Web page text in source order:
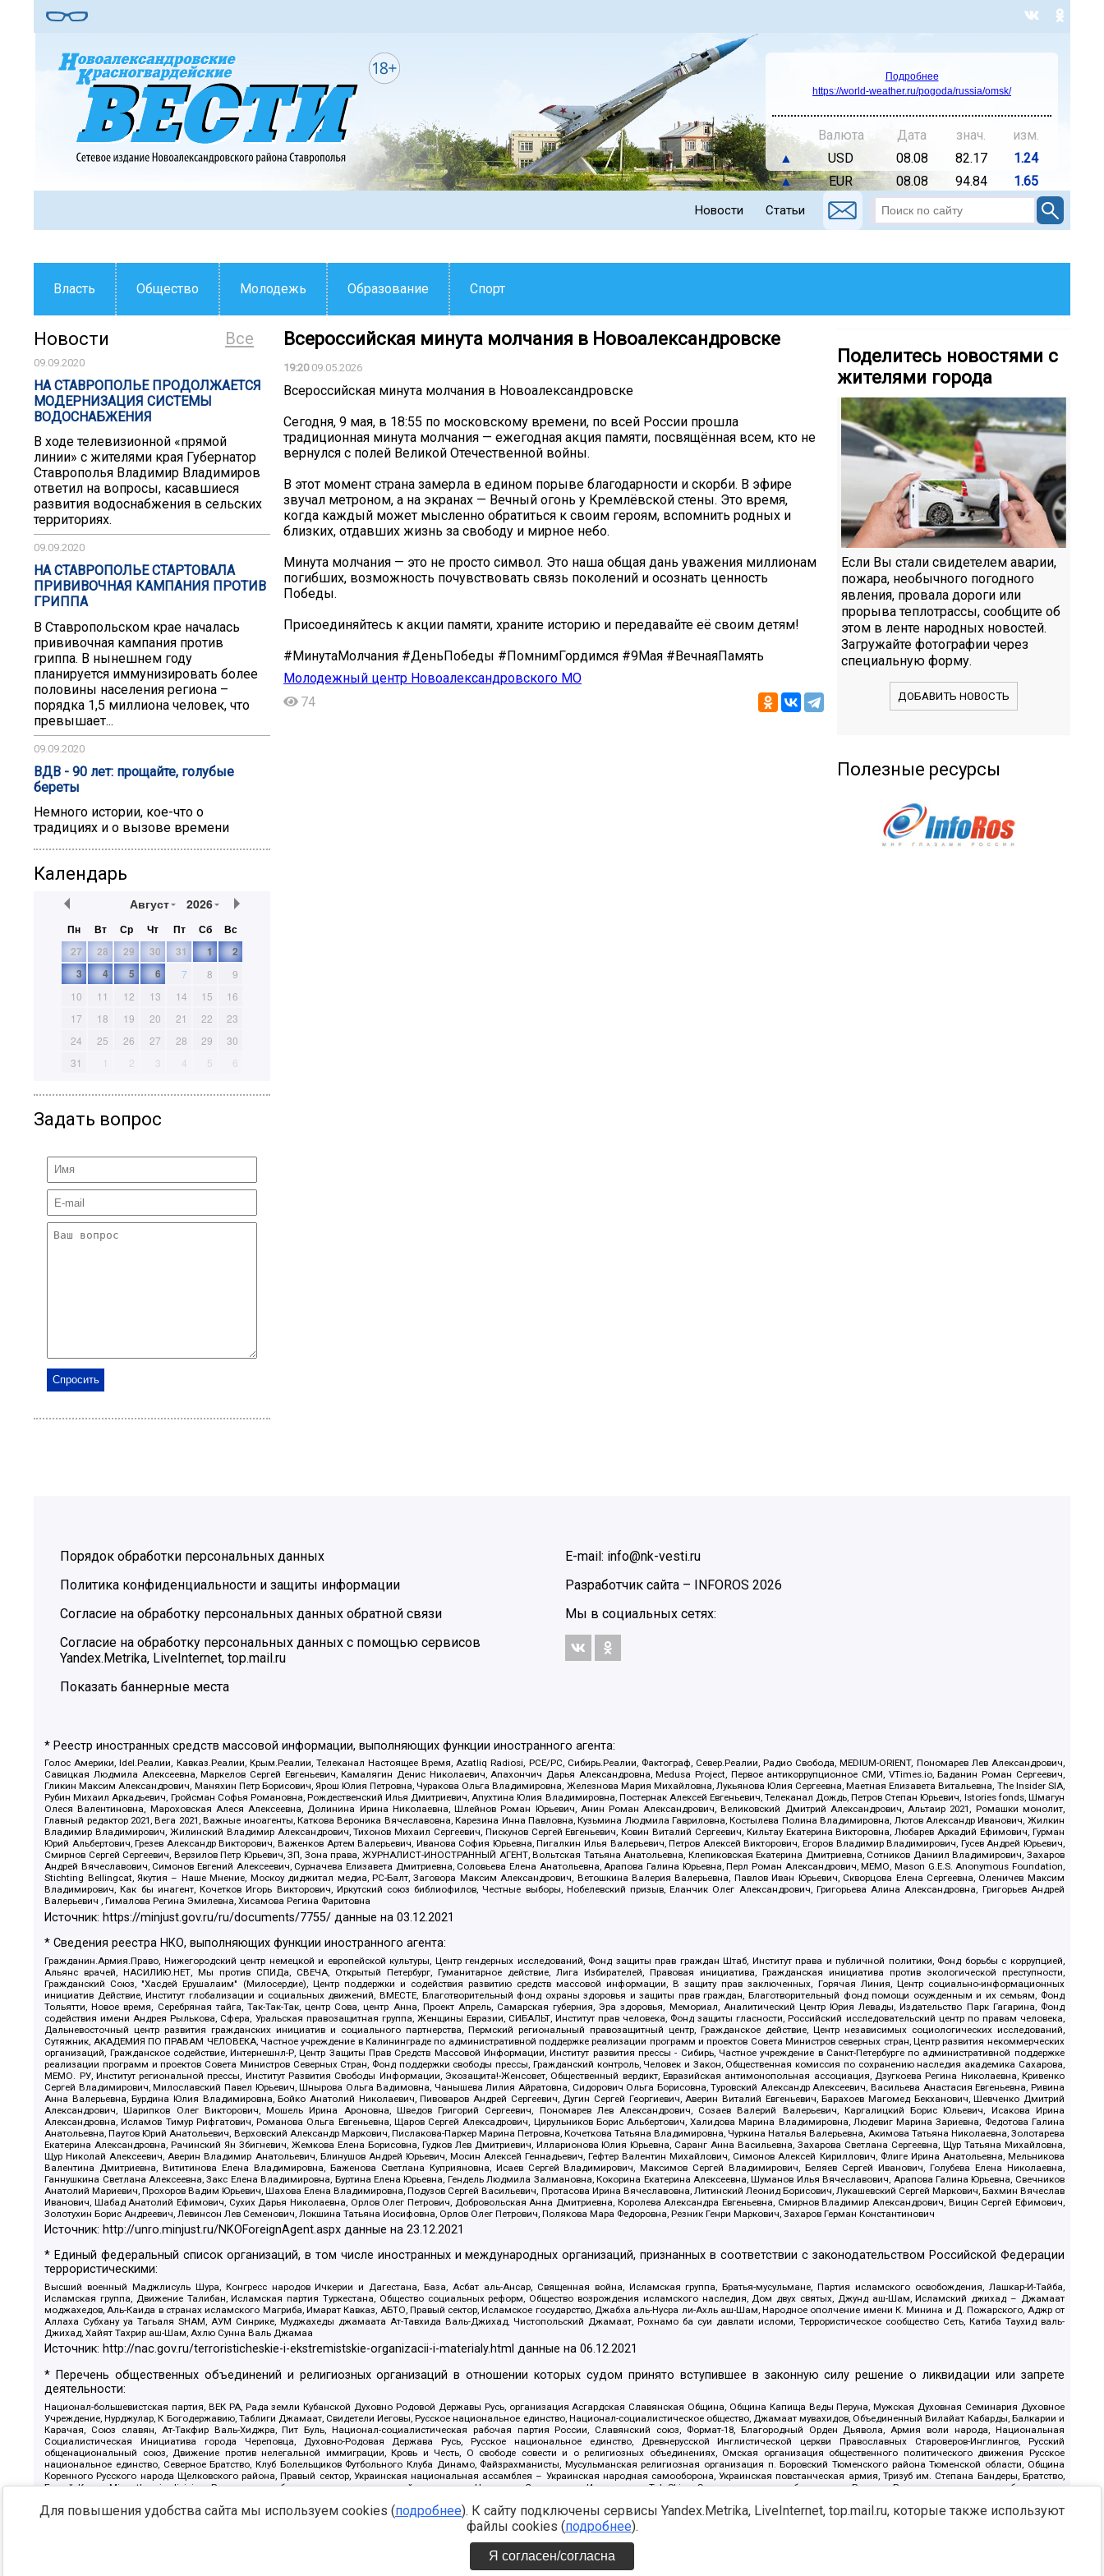
Подробнее
https://world-weather.ru/pogoda/russia/omsk/
Валюта Дата знач.
изм.
▲
USD 08.08 82.17
1.24
▲
EUR 08.08 94.84 1.65
Новости Статьи
Власть Общество Молодежь Образование Спорт
Все
Новости
09.09.2020
НА СТАВРОПОЛЬЕ ПРОДОЛЖАЕТСЯ
МОДЕРНИЗАЦИЯ СИСТЕМЫ
ВОДОСНАБЖЕНИЯ
В ходе телевизионной «прямой
линии» с жителями края Губернатор
Ставрополья Владимир Владимиров
ответил на вопросы, касавшиеся
развития водоснабжения в сельских
территориях.
09.09.2020
НА СТАВРОПОЛЬЕ СТАРТОВАЛА
ПРИВИВОЧНАЯ КАМПАНИЯ ПРОТИВ
ГРИППА
В Ставропольском крае началась
прививочная кампания против
гриппа. В нынешнем году
планируется иммунизировать более
половины населения региона –
порядка 1,5 миллиона человек, что
превышает...
09.09.2020
ВДВ - 90 лет: прощайте, голубые
береты
Немного истории, кое-что о
традициях и о вызове времени
Календарь
Август 2026
Пн Вт Ср Чт Пт Сб
Вс
27
28 29 30 31 1
2
3
4 5 6 7 8
9
10
11 12 13 14 15
16
17
18 19 20 21 22
23
24
25 26 27 28 29
30
31
1 2 3 4 5 6
Задать вопрос
Всероссийская️ минута молчания в Новоалександровске
19:2009.05.2026
Всероссийская️ минута молчания в Новоалександровске
Сегодня, 9 мая, в 18:55 по московскому времени, по всей России прошла
традиционная минута молчания — ежегодная акция памяти, посвящённая всем, кто не
вернулся с полей Великой Отечественной войны.
В этот момент страна замерла в едином порыве благодарности и скорби. В эфире
звучал метроном, а на экранах — Вечный огонь у Кремлёвской стены. Это время,
когда каждый может мысленно обратиться к своим героям, вспомнить родных и
близких, отдавших жизнь за свободу и мирное небо.
Минута молчания — это не просто символ. Это наша общая дань уважения миллионам
погибших, возможность почувствовать связь поколений и осознать ценность
Победы.
Присоединяйтесь к акции памяти, храните историю и передавайте её своим детям!
#МинутаМолчания #ДеньПобеды #ПомнимГордимся #9Мая #ВечнаяПамять
Молодежный центр Новоалександровского МО
74
Поделитесь новостями с
жителями города
Если Вы стали свидетелем аварии,
пожара, необычного погодного
явления, провала дороги или
прорыва теплотрассы, сообщите об
этом в ленте народных новостей.
Загружайте фотографии через
специальную форму.
ДОБАВИТЬ НОВОСТЬ
Полезные ресурсы
Порядок обработки персональных данных
Политика конфиденциальности и защиты информации
Согласие на обработку персональных данных обратной связи
Согласие на обработку персональных данных с помощью сервисов
Yandex.Metrika, LiveInternet, top.mail.ru
Показать баннерные места
E-mail: info@nk-vesti.ru
Разработчик сайта – INFOROS 2026
Мы в социальных сетях:
* Реестр иностранных средств массовой информации, выполняющих функции иностранного агента:
Голос Америки, Idel.Реалии, Кавказ.Реалии, Крым.Реалии, Телеканал Настоящее Время, Azatliq Radiosi, PCE/PC, Сибирь.Реалии, Фактограф, Север.Реалии, Радио Свобода, MEDIUM-ORIENT, Пономарев Лев Александрович,
Савицкая Людмила Алексеевна, Маркелов Сергей Евгеньевич, Камалягин Денис Николаевич, Апахончич Дарья Александровна, Medusa Project, Первое антикоррупционное СМИ, VTimes.io, Баданин Роман Сергеевич,
Гликин Максим Александрович, Маняхин Петр Борисович, Ярош Юлия Петровна, Чуракова Ольга Владимировна, Железнова Мария Михайловна, Лукьянова Юлия Сергеевна, Маетная Елизавета Витальевна, The Insider SIA,
Рубин Михаил Аркадьевич, Гройсман Софья Романовна, Рождественский Илья Дмитриевич, Апухтина Юлия Владимировна, Постернак Алексей Евгеньевич, Телеканал Дождь, Петров Степан Юрьевич, Istories fonds, Шмагун
Олеся Валентиновна, Мароховская Алеся Алексеевна, Долинина Ирина Николаевна, Шлейнов Роман Юрьевич, Анин Роман Александрович, Великовский Дмитрий Александрович, Альтаир 2021, Ромашки монолит,
Главный редактор 2021, Вега 2021, Важные иноагенты, Каткова Вероника Вячеславовна, Карезина Инна Павловна, Кузьмина Людмила Гавриловна, Костылева Полина Владимировна, Лютов Александр Иванович, Жилкин
Владимир Владимирович, Жилинский Владимир Александрович, Тихонов Михаил Сергеевич, Пискунов Сергей Евгеньевич, Ковин Виталий Сергеевич, Кильтау Екатерина Викторовна, Любарев Аркадий Ефимович, Гурман
Юрий Альбертович, Грезев Александр Викторович, Важенков Артем Валерьевич, Иванова София Юрьевна, Пигалкин Илья Валерьевич, Петров Алексей Викторович, Егоров Владимир Владимирович, Гусев Андрей Юрьевич,
Смирнов Сергей Сергеевич, Верзилов Петр Юрьевич, ЗП, Зона права, ЖУРНАЛИСТ-ИНОСТРАННЫЙ АГЕНТ, Вольтская Татьяна Анатольевна, Клепиковская Екатерина Дмитриевна, Сотников Даниил Владимирович, Захаров
Андрей Вячеславович, Симонов Евгений Алексеевич, Сурначева Елизавета Дмитриевна, Соловьева Елена Анатольевна, Арапова Галина Юрьевна, Перл Роман Александрович, МЕМО, Mason G.E.S. Anonymous Foundation,
Stichting Bellingcat, Якутия – Наше Мнение, Москоу диджитал медиа, РС-Балт, Заговора Максим Александрович, Ветошкина Валерия Валерьевна, Павлов Иван Юрьевич, Скворцова Елена Сергеевна, Оленичев Максим
Владимирович, Как бы инагент, Кочетков Игорь Викторович, Иркутский союз библиофилов, Честные выборы, Нобелевский призыв, Еланчик Олег Александрович, Григорьева Алина Александровна, Григорьев Андрей
Валерьевич , Гималова Регина Эмилевна, Хисамова Регина Фаритовна
Источник: https://minjust.gov.ru/ru/documents/7755/ данные на03.12.2021
* Сведения реестра НКО, выполняющих функции иностранного агента:
Гражданин.Армия.Право, Нижегородский центр немецкой и европейской культуры, Центр гендерных исследований, Фонд защиты прав граждан Штаб, Институт права и публичной политики, Фонд борьбы с коррупцией,
Альянс врачей, НАСИЛИЮ.НЕТ, Мы против СПИДа, СВЕЧА, Открытый Петербург, Гуманитарное действие, Лига Избирателей, Правовая инициатива, Гражданская инициатива против экологической преступности,
Гражданский Союз, "Хасдей Ерушалаим" (Милосердие), Центр поддержки и содействия развитию средств массовой информации, В защиту прав заключенных, Горячая Линия, Центр социально-информационных
инициатив Действие, Институт глобализации и социальных движений, ВМЕСТЕ, Благотворительный фонд охраны здоровья и защиты прав граждан, Благотворительный фонд помощи осужденным и их семьям, Фонд
Тольятти, Новое время, Серебряная тайга, Так-Так-Так, центр Сова, центр Анна, Проект Апрель, Самарская губерния, Эра здоровья, Мемориал, Аналитический Центр Юрия Левады, Издательство Парк Гагарина, Фонд
содействия имени Андрея Рылькова, Сфера, Уральская правозащитная группа, Женщины Евразии, СИБАЛЬТ, Институт прав человека, Фонд защиты гласности, Российский исследовательский центр по правам человека,
Дальневосточный центр развития гражданских инициатив и социального партнерства, Пермский региональный правозащитный центр, Гражданское действие, Центр независимых социологических исследований,
Сутяжник, АКАДЕМИЯ ПО ПРАВАМ ЧЕЛОВЕКА, Частное учреждение в Калининграде по административной поддержке реализации программ и проектов Совета Министров северных стран, Центр развития некоммерческих
организаций, Гражданское содействие, Интернешнл-Р, Центр Защиты Прав Средств Массовой Информации, Институт развития прессы - Сибирь, Частное учреждение в Санкт-Петербурге по административной поддержке
реализации программ и проектов Совета Министров Северных Стран, Фонд поддержки свободы прессы, Гражданский контроль, Человек и Закон, Общественная комиссия по сохранению наследия академика Сахарова,
МЕМО. РУ, Институт региональной прессы, Институт Развития Свободы Информации, Экозащита!-Женсовет, Общественный вердикт, Евразийская антимонопольная ассоциация, Дзугкоева Регина Николаевна, Кривенко
Сергей Владимирович, Милославский Павел Юрьевич, Шнырова Ольга Вадимовна, Чанышева Лилия Айратовна, Сидорович Ольга Борисовна, Туровский Александр Алексеевич, Васильева Анастасия Евгеньевна, Ривина
Анна Валерьевна, Бурдина Юлия Владимировна, Бойко Анатолий Николаевич, Пивоваров Андрей Сергеевич, Дугин Сергей Георгиевич, Аверин Виталий Евгеньевич, Барахоев Магомед Бекханович, Шевченко Дмитрий
Александрович, Шарипков Олег Викторович, Мошель Ирина Ароновна, Шведов Григорий Сергеевич, Пономарев Лев Александрович, Созаев Валерий Валерьевич, Каргалицкий Борис Юльевич, Исакова Ирина
Александровна, Исламов Тимур Рифгатович, Романова Ольга Евгеньевна, Щаров Сергей Алексадрович, Цирульников Борис Альбертович, Халидова Марина Владимировна, Людевиг Марина Зариевна, Федотова Галина
Анатольевна, Паутов Юрий Анатольевич, Верховский Александр Маркович, Пислакова-Паркер Марина Петровна, Кочеткова Татьяна Владимировна, Чуркина Наталья Валерьевна, Акимова Татьяна Николаевна, Золотарева
Екатерина Александровна, Рачинский Ян Збигневич, Жемкова Елена Борисовна, Гудков Лев Дмитриевич, Илларионова Юлия Юрьевна, Саранг Анна Васильевна, Захарова Светлана Сергеевна, Щур Татьяна Михайловна,
Щур Николай Алексеевич, Аверин Владимир Анатольевич, Блинушов Андрей Юрьевич, Мосин Алексей Геннадьевич, Гефтер Валентин Михайлович, Симонов Алексей Кириллович, Флиге Ирина Анатольевна, Мельникова
Валентина Дмитриевна, Вититинова Елена Владимировна, Баженова Светлана Куприяновна, Исаев Сергей Владимирович, Максимов Сергей Владимирович, Беляев Сергей Иванович, Голубева Елена Николаевна,
Ганнушкина Светлана Алексеевна, Закс Елена Владимировна, Буртина Елена Юрьевна, Гендель Людмила Залмановна, Кокорина Екатерина Алексеевна, Шуманов Илья Вячеславович, Арапова Галина Юрьевна, Свечников
Анатолий Мариевич, Прохоров Вадим Юрьевич, Шахова Елена Владимировна, Подузов Сергей Васильевич, Протасова Ирина Вячеславовна, Литинский Леонид Борисович, Лукашевский Сергей Маркович, Бахмин Вячеслав
Иванович, Шабад Анатолий Ефимович, Сухих Дарья Николаевна, Орлов Олег Петрович, Добровольская Анна Дмитриевна, Королева Александра Евгеньевна, Смирнов Владимир Александрович, Вицин Сергей Ефимович,
Золотухин Борис Андреевич, Левинсон Лев Семенович, Локшина Татьяна Иосифовна, Орлов Олег Петрович, Полякова Мара Федоровна, Резник Генри Маркович, Захаров Герман Константинович
Источник: http://unro.minjust.ru/NKOForeignAgent.aspx данные на23.12.2021
* Единый федеральный список организаций, в том числе иностранных и международных организаций, признанных в соответствии с законодательством Российской Федерации
террористическими:
Высший военный Маджлисуль Шура, Конгресс народов Ичкерии и Дагестана, База, Асбат аль-Ансар, Священная война, Исламская группа, Братья-мусульмане, Партия исламского освобождения, Лашкар-И-Тайба,
Исламская группа, Движение Талибан, Исламская партия Туркестана, Общество социальных реформ, Общество возрождения исламского наследия, Дом двух святых, Джунд аш-Шам, Исламский джихад – Джамаат
моджахедов, Аль-Каида в странах исламского Магриба, Имарат Кавказ, АБТО, Правый сектор, Исламское государство, Джабха аль-Нусра ли-Ахль аш-Шам, Народное ополчение имени К. Минина и Д. Пожарского, Аджр от
Аллаха Субхану уа Тагьаля SHAM, АУМ Синрике, Муджахеды джамаата Ат-Тавхида Валь-Джихад, Чистопольский Джамаат, Рохнамо ба суи давлати исломи, Террористическое сообщество Сеть, Катиба Таухид валь-
Джихад, Хайят Тахрир аш-Шам, Ахлю Сунна Валь Джамаа
Источник:http://nac.gov.ru/terroristicheskie-i-ekstremistskie-organizacii-i-materialy.html данные на06.12.2021
* Перечень общественных объединений и религиозных организаций в отношении которых судом принято вступившее в законную силу решение о ликвидации или запрете
деятельности:
Национал-большевистская партия, ВЕК РА, Рада земли Кубанской Духовно Родовой Державы Русь, организация Асгардская Славянская Община, Община Капища Веды Перуна, Мужская Духовная Семинария Духовное
Учреждение, Нурджулар, К Богодержавию, Таблиги Джамаат, Свидетели Иеговы, Русское национальное единство, Национал-социалистическое общество, Джамаат мувахидов, Объединенный Вилайат Кабарды, Балкарии и
Карачая, Союз славян, Ат-Такфир Валь-Хиджра, Пит Буль, Национал-социалистическая рабочая партия России, Славянский союз, Формат-18, Благородный Орден Дьявола, Армия воли народа, Национальная
Социалистическая Инициатива города Череповца, Духовно-Родовая Держава Русь, Русское национальное единство, Древнерусской Инглистической церкви Православных Староверов-Инглингов, Русский
общенациональный союз, Движение против нелегальной иммиграции, Кровь и Честь, О свободе совести и о религиозных объединениях, Омская организация общественного политического движения Русское
национальное единство, Северное Братство, Клуб Болельщиков Футбольного Клуба Динамо, Файзрахманисты, Мусульманская религиозная организация п. Боровский Тюменского района Тюменской области, Община
Коренного Русского народа Щелковского района, Правый сектор, Украинская национальная ассамблея – Украинская народная самооборона, Украинская повстанческая армия, Тризуб им. Степана Бандеры, Братство,
Белый Крест, Misanthropic division, Религиозное объединение последователей инглиизма, Народная Социальная Инициатива, TulaSkins, Этнополитическое объединение Русские, Русское национальное объединение
Артподготовка, Штольц, В честь иконы Божией Матери Державная, Сектор 16, Независимость, Фирма, Молодежная правозащитная группа МПГ, Курсом Правды и Единения, Каракольская инициативная группа, Автоград
Крю, Союз Славянских Сил Руси, Алля-Аят, Благотворительный пансионат Ак Умут, Русская республика Русь, Арестантское уголовное единство, Башкорт, Нация и свобода, W.H.С., Фалунь Дафа, Иртыш Ultras, Русский
Патриотический клуб-Новокузнецк/РПК, Сибирский державный союз, Фонд борьбы с коррупцией, Фонд защиты прав граждан, Штабы Навального, Совет граждан СССР Прикубанского округа г. Краснодара
Для повышения удобства сайта мы используем cookies (подробнее). К сайту подключены сервисы Yandex.Metrika, LiveInternet, top.mail.ru, которые также используют
файлы cookies (подробнее).
Я согласен/согласна